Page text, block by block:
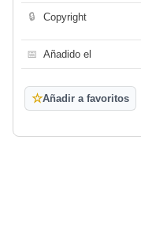
🔒 Copyright
📅 Añadido el
☆Añadir a favoritos